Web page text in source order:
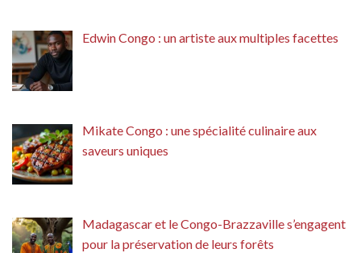
Edwin Congo : un artiste aux multiples facettes
Mikate Congo : une spécialité culinaire aux
saveurs uniques
Madagascar et le Congo-Brazzaville s’engagent
pour la préservation de leurs forêts